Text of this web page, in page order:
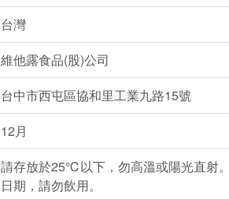
台灣
維他露食品(股)公司
台中市西屯區協和里工業九路15號
12月
請存放於25℃以下，勿高溫或陽光直射
日期，請勿飲用。